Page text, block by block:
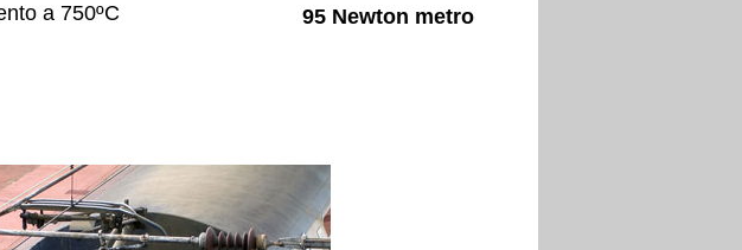
a 750ºC
95 Newton metro